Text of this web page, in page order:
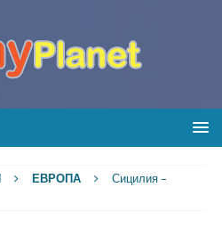
ЕВРОПА
Сицилия –